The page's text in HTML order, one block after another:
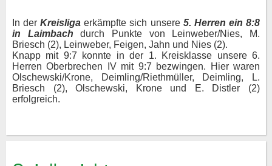
In derKreisliga erkämpfte sich unsere 5. Herren ein 8:8
in Laimbach durch Punkte von Leinweber/Nies, M.
Briesch (2), Leinweber, Feigen, Jahn und Nies (2).
Knapp mit 9:7 konnte in der 1. Kreisklasse unsere 6.
Herren Oberbrechen IV mit 9:7 bezwingen. Hier waren
Olschewski/Krone, Deimling/Riethmüller, Deimling, L.
Briesch (2), Olschewski, Krone und E. Distler (2)
erfolgreich.